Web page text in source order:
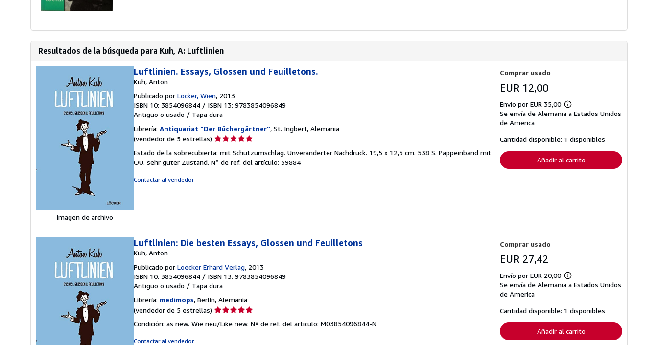
Resultados de la búsqueda para Kuh, A: Luftlinien
Imagen de archivo
Luftlinien. Essays, Glossen und Feuilletons.
Kuh, Anton
Publicado por Löcker, Wien, 2013
ISBN 10: 3854096844 / ISBN 13: 9783854096849
Antiguo o usado / Tapa dura
Librería: Antiquariat "Der Büchergärtner", St. Ingbert, Alemania
(vendedor de 5 estrellas) Calificación
vendedor:
5
Estado de la sobrecubierta: mit Schutzumschlag. Unveränderter Nachdruck. 19,5 x 12,5 cm. 538 S. Pappeinband mit
OU. sehr guter Zustand. Nº de ref. del artículo: 39884
Contactar al vendedor
Comprar usado
EUR 12,00
Envío por EUR 35,00
Más
información
tarifas
de
envío
Se envía de Alemania a Estados Unidos
de America
Cantidad disponible: 1 disponibles
Añadir al carrito
Luftlinien: Die besten Essays, Glossen und Feuilletons
Kuh, Anton
Publicado por Loecker Erhard Verlag, 2013
ISBN 10: 3854096844 / ISBN 13: 9783854096849
Antiguo o usado / Tapa dura
Librería: medimops, Berlin, Alemania
(vendedor de 5 estrellas) Calificación
vendedor:
Condición: as new. Wie neu/Like new. Nº de ref. del artículo: M03854096844-N
Contactar al vendedor
Comprar usado
EUR 27,42
Envío por EUR 20,00
Más
información
tarifas
de
envío
Se envía de Alemania a Estados Unidos
de America
Cantidad disponible: 1 disponibles
Añadir al carrito